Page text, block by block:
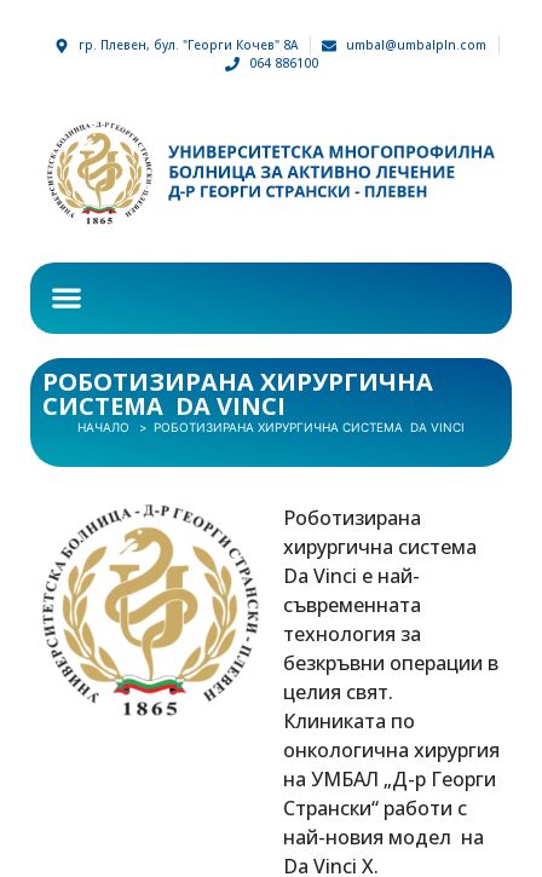
гр. Плевен, бул. "Георги Кочев" 8А
umbal@umbalpln.com
064 886100
РОБОТИЗИРАНА ХИРУРГИЧНА
СИСТЕМА DA VINCI
НАЧАЛО РОБОТИЗИРАНА ХИРУРГИЧНА СИСТЕМА DA VINCI
Роботизирана
хирургична система
Da Vinci е най-
съвременната
технология за
безкръвни операции в
целия свят.
Клиниката по
онкологична хирургия
на УМБАЛ „Д-р Георги
Странски“ работи с
най-новия модел на
Da Vinci Х.